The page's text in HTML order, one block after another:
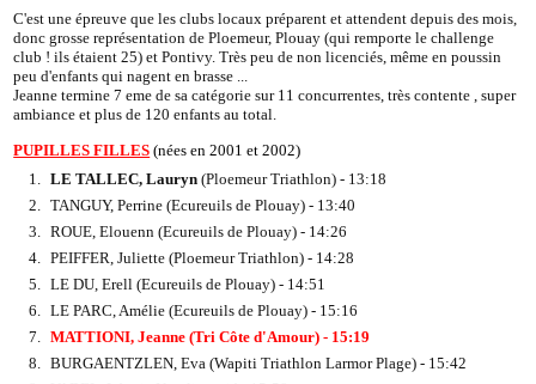
C'est une épreuve que les clubs locaux préparent et attendent depuis des mois,
donc grosse représentation de Ploemeur, Plouay (qui remporte le challenge
club ! ils étaient 25) et Pontivy. Très peu de non licenciés, même en poussin
peu d'enfants qui nagent en brasse ...
Jeanne termine 7 eme de sa catégorie sur 11 concurrentes, très contente , super
ambiance et plus de 120 enfants au total.
PUPILLES FILLES (nées en 2001 et 2002)
LE TALLEC, Lauryn (Ploemeur Triathlon) - 13:18
TANGUY, Perrine (Ecureuils de Plouay) - 13:40
ROUE, Elouenn (Ecureuils de Plouay) - 14:26
PEIFFER, Juliette (Ploemeur Triathlon) - 14:28
LE DU, Erell (Ecureuils de Plouay) - 14:51
LE PARC, Amélie (Ecureuils de Plouay) - 15:16
MATTIONI, Jeanne (Tri Côte d'Amour) - 15:19
BURGAENTZLEN, Eva (Wapiti Triathlon Larmor Plage) - 15:42